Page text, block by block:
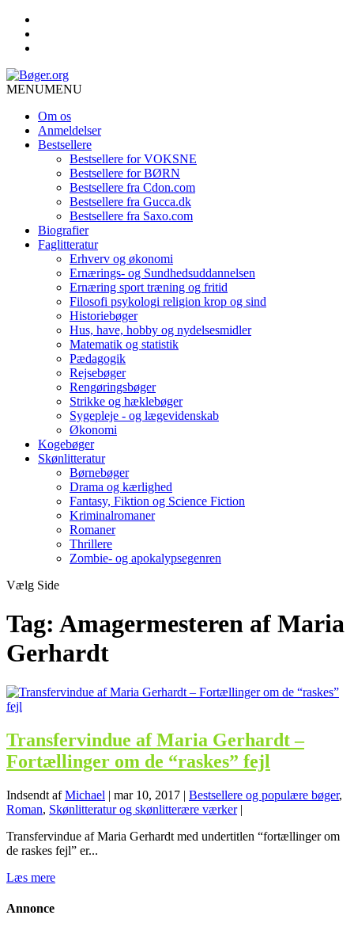
MENUMENU
Om os
Anmeldelser
Bestsellere
Bestsellere for VOKSNE
Bestsellere for BØRN
Bestsellere fra Cdon.com
Bestsellere fra Gucca.dk
Bestsellere fra Saxo.com
Biografier
Faglitteratur
Erhverv og økonomi
Ernærings- og Sundhedsuddannelsen
Ernæring sport træning og fritid
Filosofi psykologi religion krop og sind
Historiebøger
Hus, have, hobby og nydelsesmidler
Matematik og statistik
Pædagogik
Rejsebøger
Rengøringsbøger
Strikke og hæklebøger
Sygepleje - og lægevidenskab
Økonomi
Kogebøger
Skønlitteratur
Børnebøger
Drama og kærlighed
Fantasy, Fiktion og Science Fiction
Kriminalromaner
Romaner
Thrillere
Zombie- og apokalypsegenren
Vælg Side
Tag: Amagermesteren af Maria
Gerhardt
Transfervindue af Maria Gerhardt –
Fortællinger om de “raskes” fejl
Indsendt afMichael | mar 10, 2017 | Bestsellere og populære bøger,
Roman, Skønlitteratur og skønlitterære værker|
Transfervindue af Maria Gerhardt med undertitlen “fortællinger om
de raskes fejl” er...
Læs mere
Annonce